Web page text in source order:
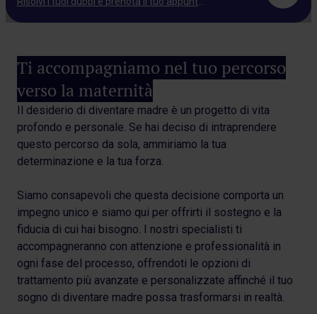
Ti accompagniamo nel tuo percorso
verso la maternità
Il desiderio di diventare madre è un progetto di vita
profondo e personale. Se hai deciso di intraprendere
questo percorso da sola, ammiriamo la tua
determinazione e la tua forza.
Siamo consapevoli che questa decisione comporta un
impegno unico e siamo qui per offrirti il sostegno e la
fiducia di cui hai bisogno. I nostri specialisti ti
accompagneranno con attenzione e professionalità in
ogni fase del processo, offrendoti le opzioni di
trattamento più avanzate e personalizzate affinché il tuo
sogno di diventare madre possa trasformarsi in realtà.